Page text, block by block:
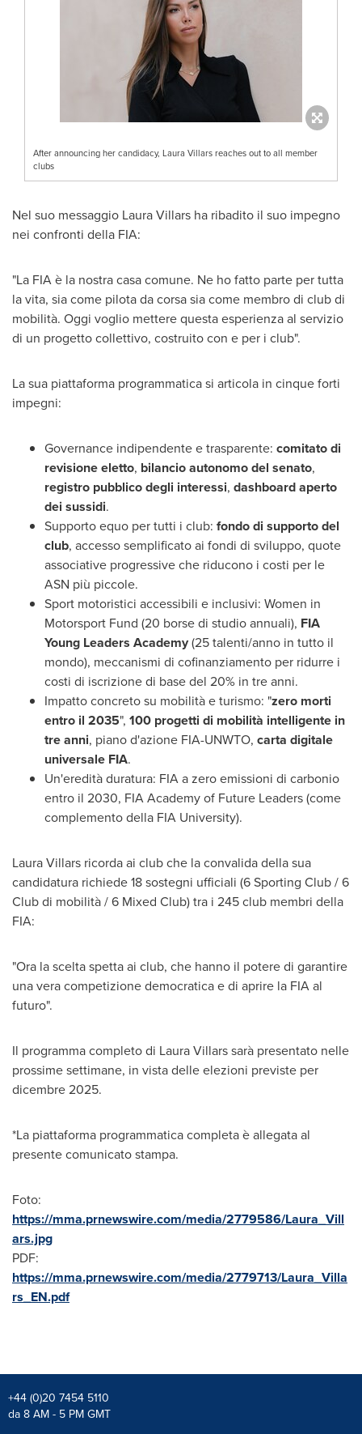
After announcing her candidacy, Laura Villars reaches out to all member
clubs
Nel suo messaggio Laura Villars ha ribadito il suo impegno
nei confronti della FIA:
"La FIA è la nostra casa comune. Ne ho fatto parte per tutta
la vita, sia come pilota da corsa sia come membro di club di
mobilità. Oggi voglio mettere questa esperienza al servizio
di un progetto collettivo, costruito con e per i club".
La sua piattaforma programmatica si articola in cinque forti
impegni:
Governance indipendente e trasparente: comitato di
revisione eletto, bilancio autonomo del senato,
registro pubblico degli interessi, dashboard aperto
dei sussidi.
Supporto equo per tutti i club: fondo di supporto del
club, accesso semplificato ai fondi di sviluppo, quote
associative progressive che riducono i costi per le
ASN più piccole.
Sport motoristici accessibili e inclusivi: Women in
Motorsport Fund (20 borse di studio annuali), FIA
Young Leaders Academy(25 talenti/anno in tutto il
mondo), meccanismi di cofinanziamento per ridurre i
costi di iscrizione di base del 20% in tre anni.
Impatto concreto su mobilità e turismo: "zero morti
entro il 2035", 100 progetti di mobilità intelligente in
tre anni, piano d'azione FIA-UNWTO, carta digitale
universale FIA.
Un'eredità duratura: FIA a zero emissioni di carbonio
entro il 2030, FIA Academy of Future Leaders (come
complemento della FIA University).
Laura Villars ricorda ai club che la convalida della sua
candidatura richiede 18 sostegni ufficiali (6 Sporting Club / 6
Club di mobilità / 6 Mixed Club) tra i 245 club membri della
FIA:
"Ora lascelta spetta ai club, che hanno il potere di garantire
una vera competizione democratica e di aprire la FIA al
futuro".
Il programma completo di Laura Villarssarà presentato nelle
prossime settimane, in vista delle elezioni previste per
dicembre 2025.
*La piattaforma programmatica completa è allegata al
presente comunicato stampa.
Foto:
https://mma.prnewswire.com/media/2779586/Laura_Vill
ars.jpg
PDF:
https://mma.prnewswire.com/media/2779713/Laura_Villa
rs_EN.pdf
+44 (0)20 7454 5110
da 8 AM - 5 PM GMT